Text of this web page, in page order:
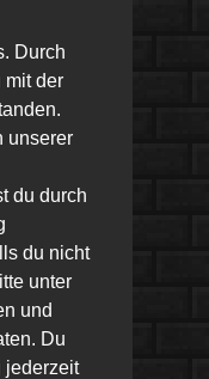
Durch
mit der
unserer
du durch
du nicht
unter
und
Du
jederzeit